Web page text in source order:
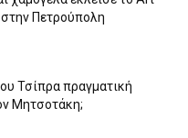
Πετρούπολη
Τσίπρα πραγματική
Μητσοτάκη;